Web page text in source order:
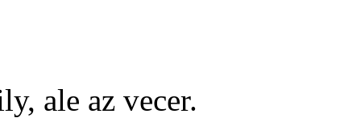
ale az vecer.